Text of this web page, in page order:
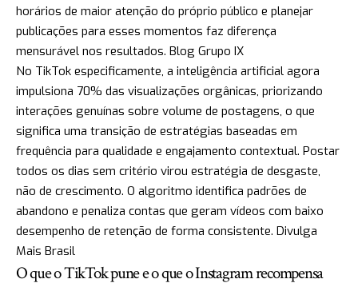
horários de maior atenção do próprio público e planejar
publicações para esses momentos faz diferença
mensurável nos resultados. Blog Grupo IX
No TikTok especificamente, a inteligência artificial agora
impulsiona 70% das visualizações orgânicas, priorizando
interações genuínas sobre volume de postagens, o que
significa uma transição de estratégias baseadas em
frequência para qualidade e engajamento contextual. Postar
todos os dias sem critério virou estratégia de desgaste,
não de crescimento. O algoritmo identifica padrões de
abandono e penaliza contas que geram vídeos com baixo
desempenho de retenção de forma consistente. Divulga
Mais Brasil
O que o TikTok pune e o que o Instagram recompensa